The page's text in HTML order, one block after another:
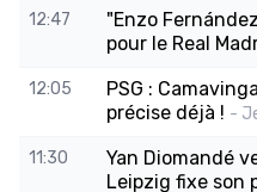
12:47
"Enzo
pour le Real
12:05
PSG :
précise déjà ! -
11:30
Yan Diomandé
Leipzig fixe son